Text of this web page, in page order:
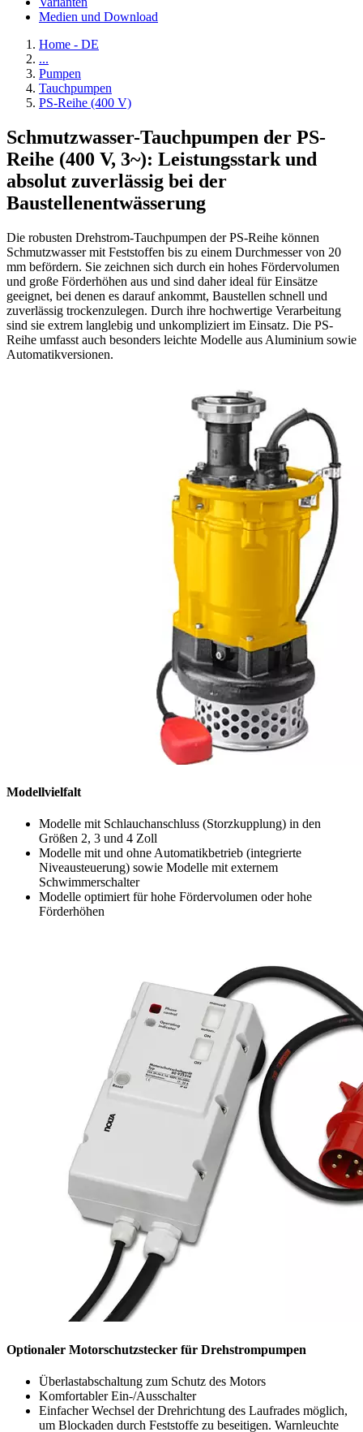
Medien und Download
Home - DE
...
Pumpen
Tauchpumpen
PS-Reihe (400 V)
Schmutzwasser-Tauchpumpen der PS-
Reihe (400 V, 3~): Leistungsstark und
absolut zuverlässig bei der
Baustellenentwässerung
Die robusten Drehstrom-Tauchpumpen der PS-Reihe können
Schmutzwasser mit Feststoffen bis zu einem Durchmesser von 20
mm befördern. Sie zeichnen sich durch ein hohes Fördervolumen
und große Förderhöhen aus und sind daher ideal für Einsätze
geeignet, bei denen es darauf ankommt, Baustellen schnell und
zuverlässig trockenzulegen. Durch ihre hochwertige Verarbeitung
sind sie extrem langlebig und unkompliziert im Einsatz. Die PS-
Reihe umfasst auch besonders leichte Modelle aus Aluminium sowie
Automatikversionen.
Modellvielfalt
Modelle mit Schlauchanschluss (Storzkupplung) in den
Größen 2, 3 und 4 Zoll
Modelle mit und ohne Automatikbetrieb (integrierte
Niveausteuerung) sowie Modelle mit externem
Schwimmerschalter
Modelle optimiert für hohe Fördervolumen oder hohe
Förderhöhen
Optionaler Motorschutzstecker für Drehstrompumpen
Überlastabschaltung zum Schutz des Motors
Komfortabler Ein-/Ausschalter
Einfacher Wechsel der Drehrichtung des Laufrades möglich,
um Blockaden durch Feststoffe zu beseitigen. Warnleuchte